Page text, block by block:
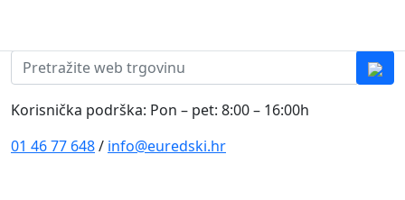
Pretraži:
Korisnička podrška: Pon – pet: 8:00 – 16:00h
01 46 77 648/ info@euredski.hr